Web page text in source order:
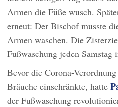
Armen die Füße wusch.
erneut: Der Bischof musste
Armen waschen. Die
Fußwaschung jeden Samstag
Bevor die Corona-
Bräuche einschränkte, hatte
der Fußwaschung